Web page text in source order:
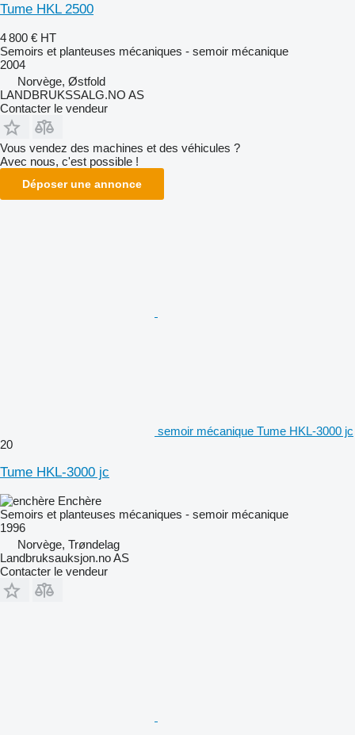
Tume HKL 2500
4 800 € HT
Semoirs et planteuses mécaniques - semoir mécanique
2004
Norvège, Østfold
LANDBRUKSSALG.NO AS
Contacter le vendeur
Vous vendez des machines et des véhicules ?
Avec nous, c'est possible !
Déposer une annonce
semoir mécanique Tume HKL-3000 jc
20
Tume HKL-3000 jc
Enchère
Semoirs et planteuses mécaniques - semoir mécanique
1996
Norvège, Trøndelag
Landbruksauksjon.no AS
Contacter le vendeur